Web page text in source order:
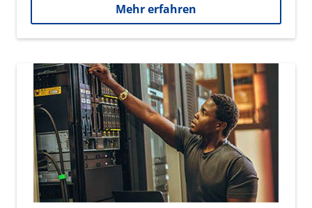
Mehr erfahren